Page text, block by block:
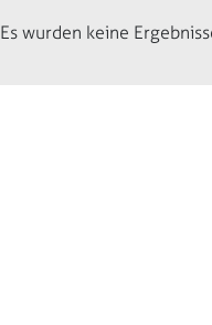
Es wurden keine